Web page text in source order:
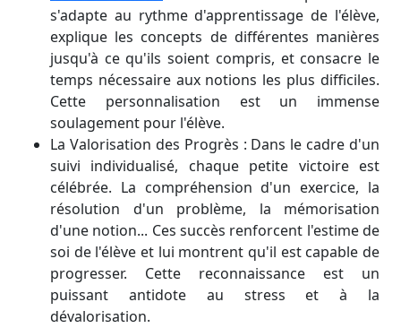
s'adapte au rythme d'apprentissage de l'élève,
explique les concepts de différentes manières
jusqu'à ce qu'ils soient compris, et consacre le
temps nécessaire aux notions les plus difficiles.
Cette personnalisation est un immense
soulagement pour l'élève.
La Valorisation des Progrès : Dans le cadre d'un
suivi individualisé, chaque petite victoire est
célébrée. La compréhension d'un exercice, la
résolution d'un problème, la mémorisation
d'une notion... Ces succès renforcent l'estime de
soi de l'élève et lui montrent qu'il est capable de
progresser. Cette reconnaissance est un
puissant antidote au stress et à la
dévalorisation.